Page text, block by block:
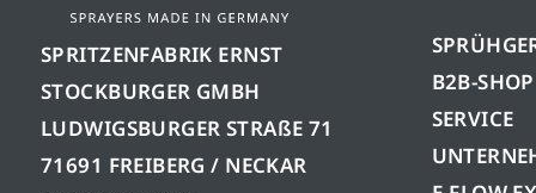
SPRITZENFABRIK ERNST
STOCKBURGER GMBH
LUDWIGSBURGER STRAßE 71
71691 FREIBERG / NECKAR
B2B-SHOP
SERVICE